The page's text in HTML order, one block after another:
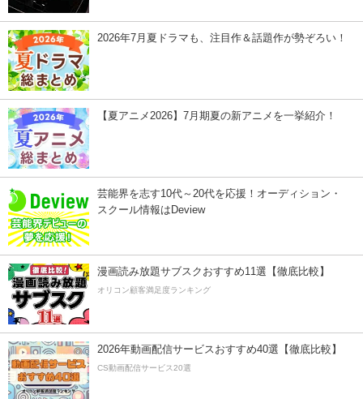
2026年7月夏ドラマも、注目作＆話題作が勢ぞろい！
【夏アニメ2026】7月期夏の新アニメを一挙紹介！
芸能界を志す10代～20代を応援！オーディション・
スクール情報はDeview
漫画読み放題サブスクおすすめ11選【徹底比較】
オリコン顧客満足度ランキング
2026年動画配信サービスおすすめ40選【徹底比較】
CS動画配信サービス20選